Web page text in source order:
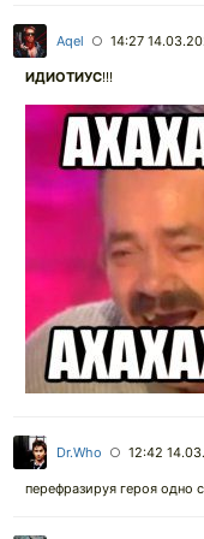
Aqel ○ 14:27
ИДИОТИУС!!!
Dr.Who ○ 12:42
перефразируя героя одно